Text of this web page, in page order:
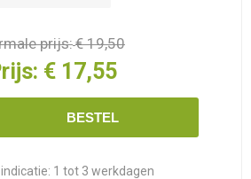
prijs:€ 19,50
€ 17,55
BESTEL
indicatie: 1 tot 3 werkdagen